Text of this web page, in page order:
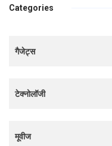
bhulaiyaa
Teaser
Categories
गैजेट्स
टेक्नोलॉजी
मूवीज